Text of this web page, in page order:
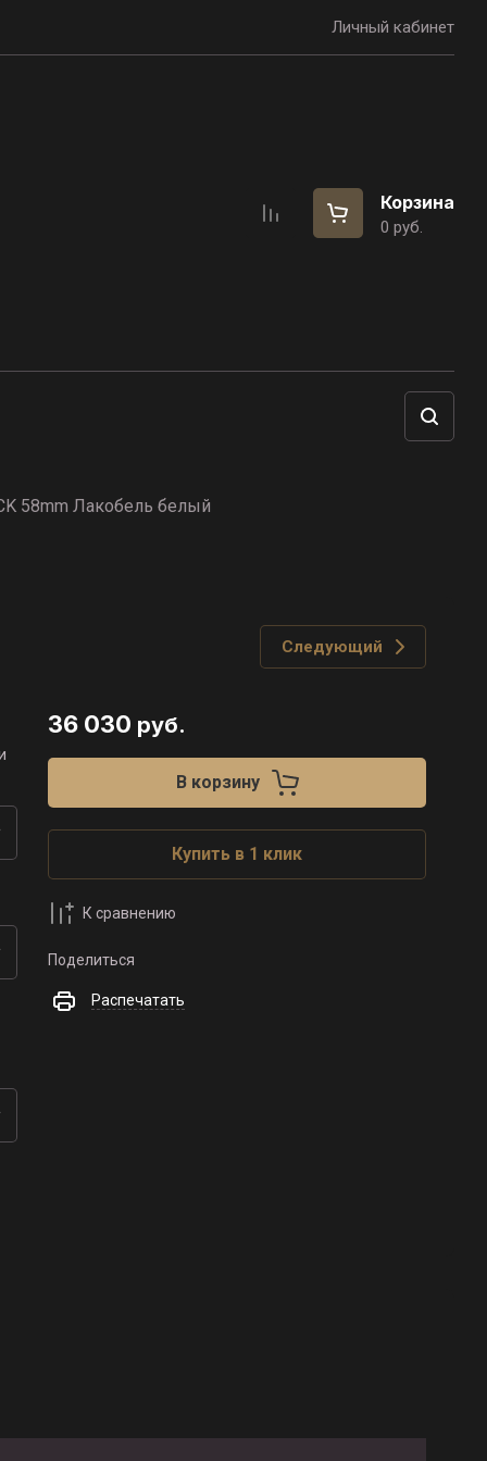
Личный кабинет
Корзина
0 руб.
58mm Лакобель белый
Следующий
36 030 руб.
В корзину
Купить в 1 клик
К сравнению
Поделиться
Распечатать